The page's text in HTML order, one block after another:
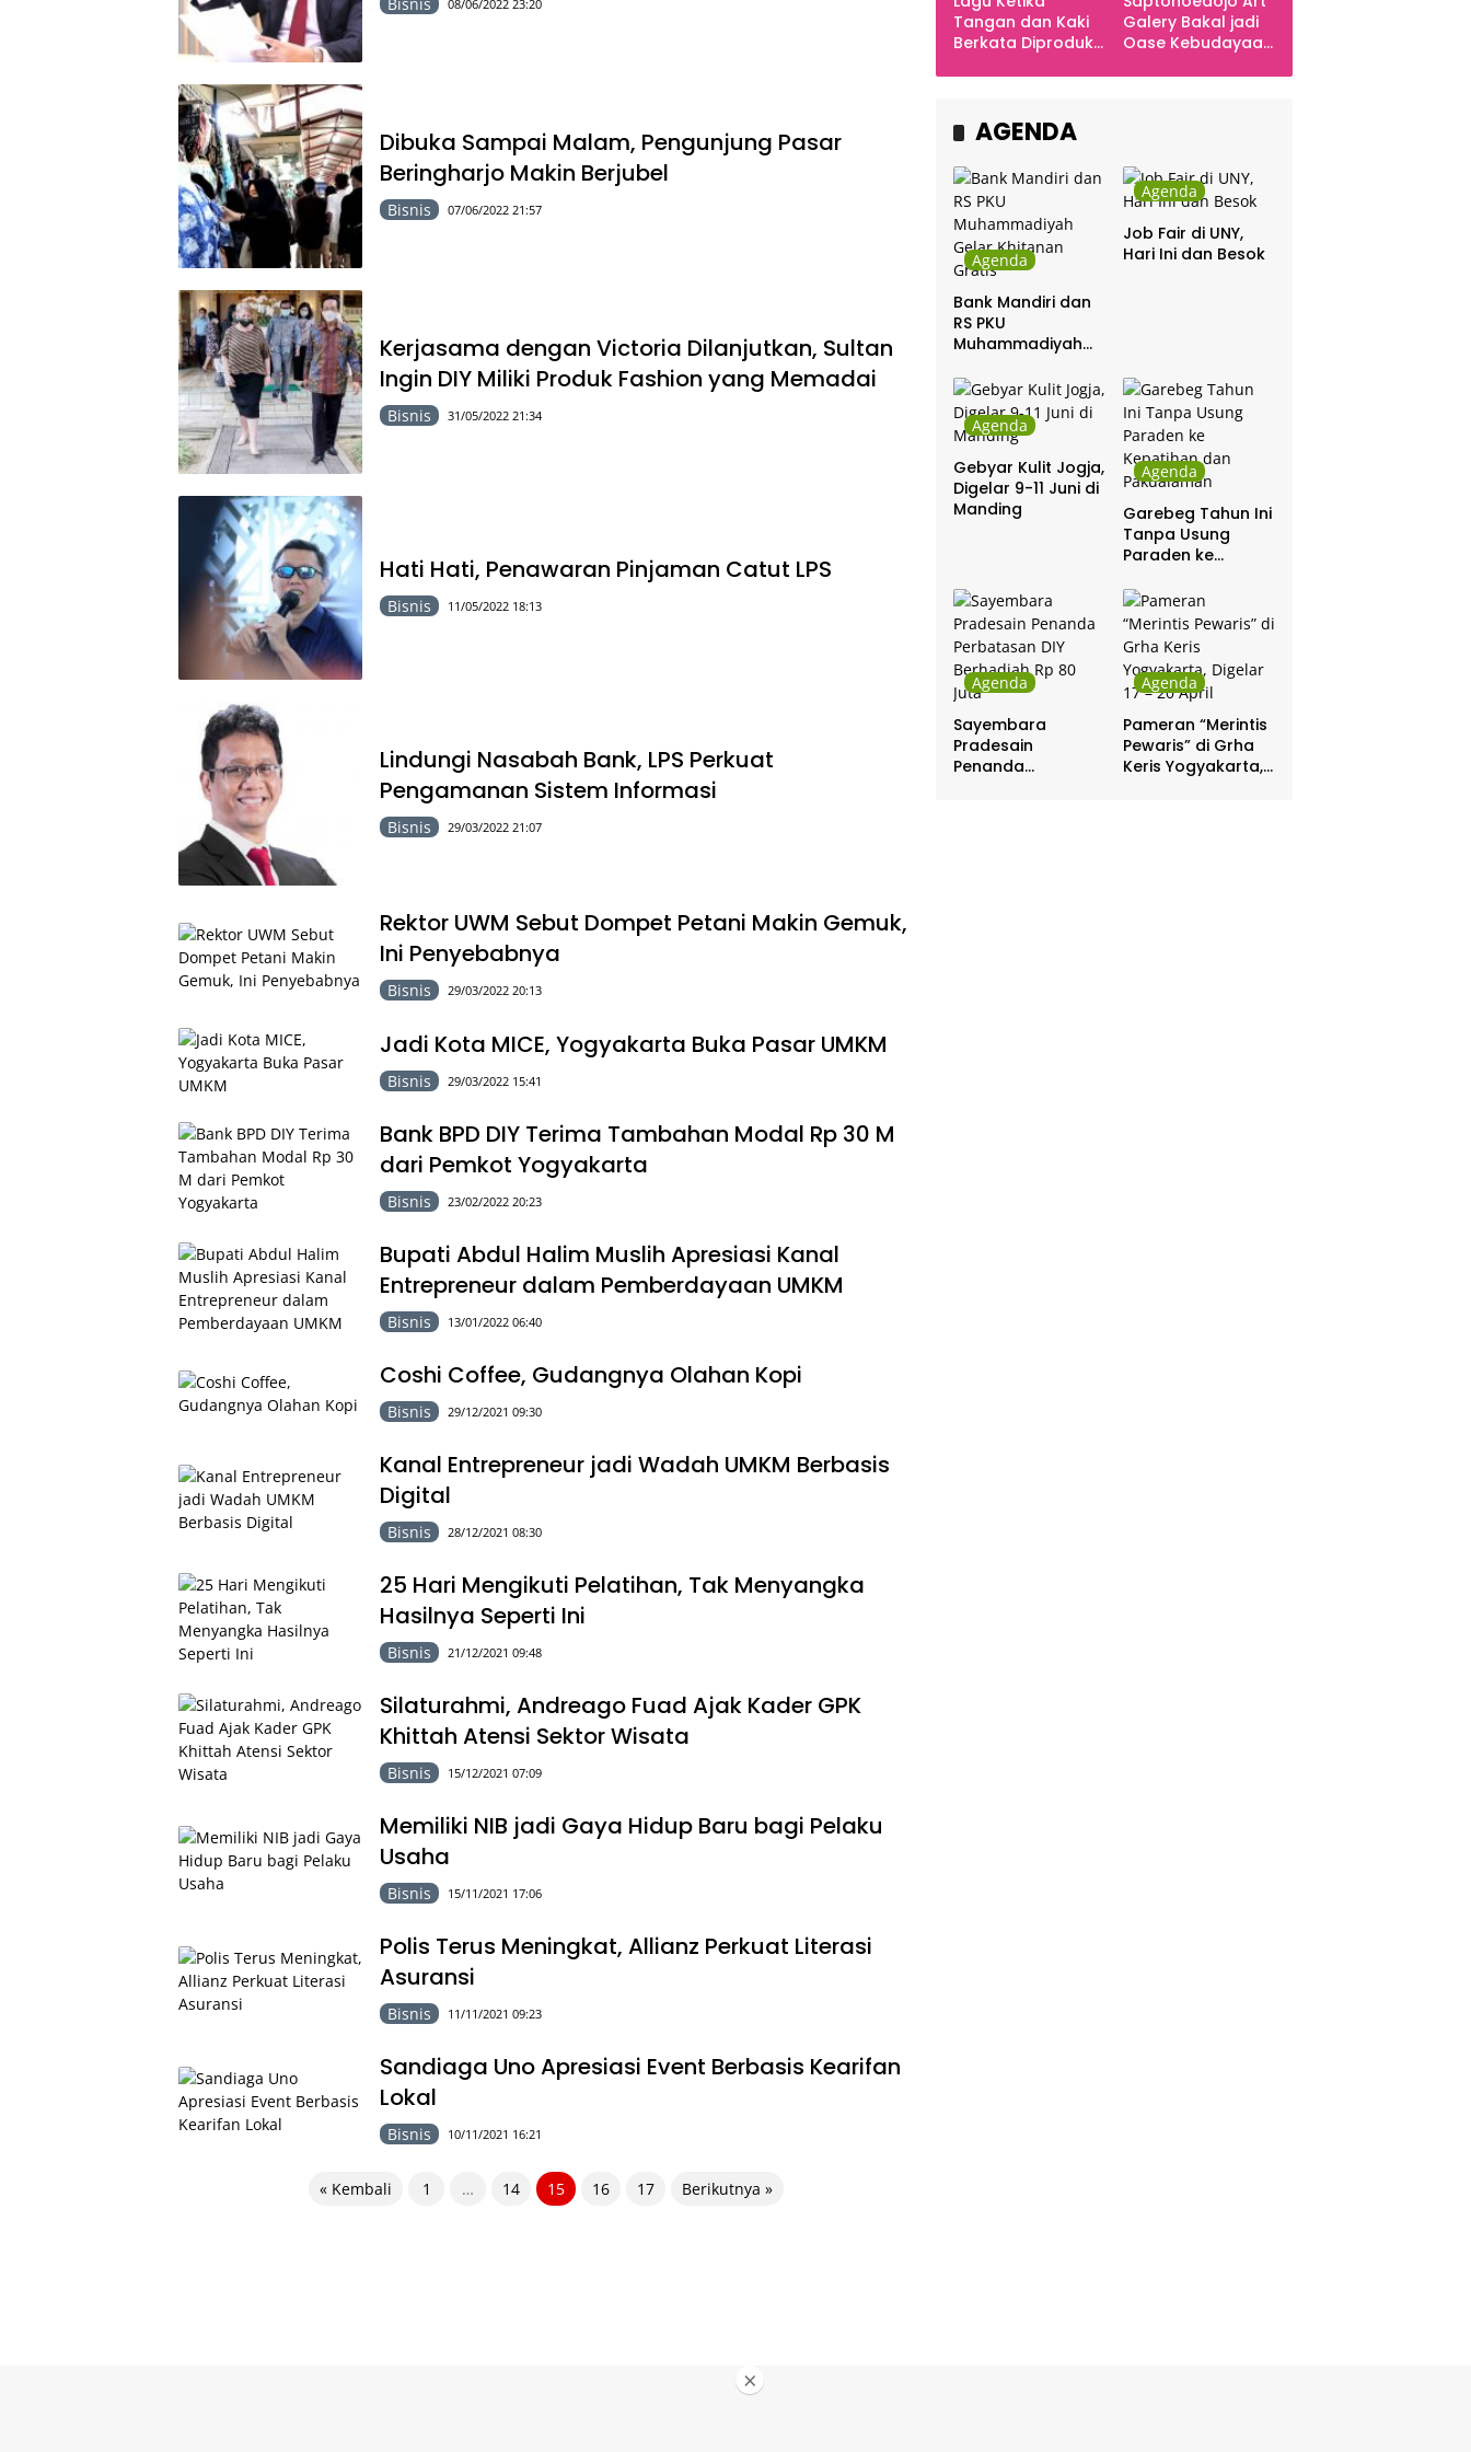
08/06/2022 23:20
Dibuka Sampai Malam, Pengunjung Pasar
Beringharjo Makin Berjubel
Bisnis 07/06/2022 21:57
Kerjasama dengan Victoria Dilanjutkan, Sultan
Ingin DIY Miliki Produk Fashion yang Memadai
Bisnis 31/05/2022 21:34
Hati Hati, Penawaran Pinjaman Catut LPS
Bisnis 11/05/2022 18:13
Lindungi Nasabah Bank, LPS Perkuat
Pengamanan Sistem Informasi
Bisnis 29/03/2022 21:07
Rektor UWM Sebut Dompet Petani Makin Gemuk,
Ini Penyebabnya
Bisnis 29/03/2022 20:13
Jadi Kota MICE, Yogyakarta Buka Pasar UMKM
Bisnis 29/03/2022 15:41
Bank BPD DIY Terima Tambahan Modal Rp 30 M
dari Pemkot Yogyakarta
Bisnis 23/02/2022 20:23
Bupati Abdul Halim Muslih Apresiasi Kanal
Entrepreneur dalam Pemberdayaan UMKM
Bisnis 13/01/2022 06:40
Coshi Coffee, Gudangnya Olahan Kopi
Bisnis 29/12/2021 09:30
Kanal Entrepreneur jadi Wadah UMKM Berbasis
Digital
Bisnis 28/12/2021 08:30
25 Hari Mengikuti Pelatihan, Tak Menyangka
Hasilnya Seperti Ini
Bisnis 21/12/2021 09:48
Silaturahmi, Andreago Fuad Ajak Kader GPK
Khittah Atensi Sektor Wisata
Bisnis 15/12/2021 07:09
Memiliki NIB jadi Gaya Hidup Baru bagi Pelaku
Usaha
Bisnis 15/11/2021 17:06
Polis Terus Meningkat, Allianz Perkuat Literasi
Asuransi
Bisnis 11/11/2021 09:23
Sandiaga Uno Apresiasi Event Berbasis Kearifan
Lokal
Bisnis 10/11/2021 16:21
« Kembali 1 … 14 15 16 17 Berikutnya »
Tangan dan Kaki
Berkata Diproduksi
Galery Bakal jadi
Oase Kebudayaan
AGENDA
Agenda
Bank Mandiri dan
RS PKU
Muhammadiyah
Gratis
Agenda
Job Fair di UNY,
Hari Ini dan Besok
Agenda
Gebyar Kulit Jogja,
Digelar 9-11 Juni di
Manding
Agenda
Garebeg Tahun Ini
Tanpa Usung
Paraden ke
Pakualaman
Agenda
Sayembara
Pradesain
Penanda
Agenda
Pameran “Merintis
Pewaris” di Grha
Keris Yogyakarta,
×